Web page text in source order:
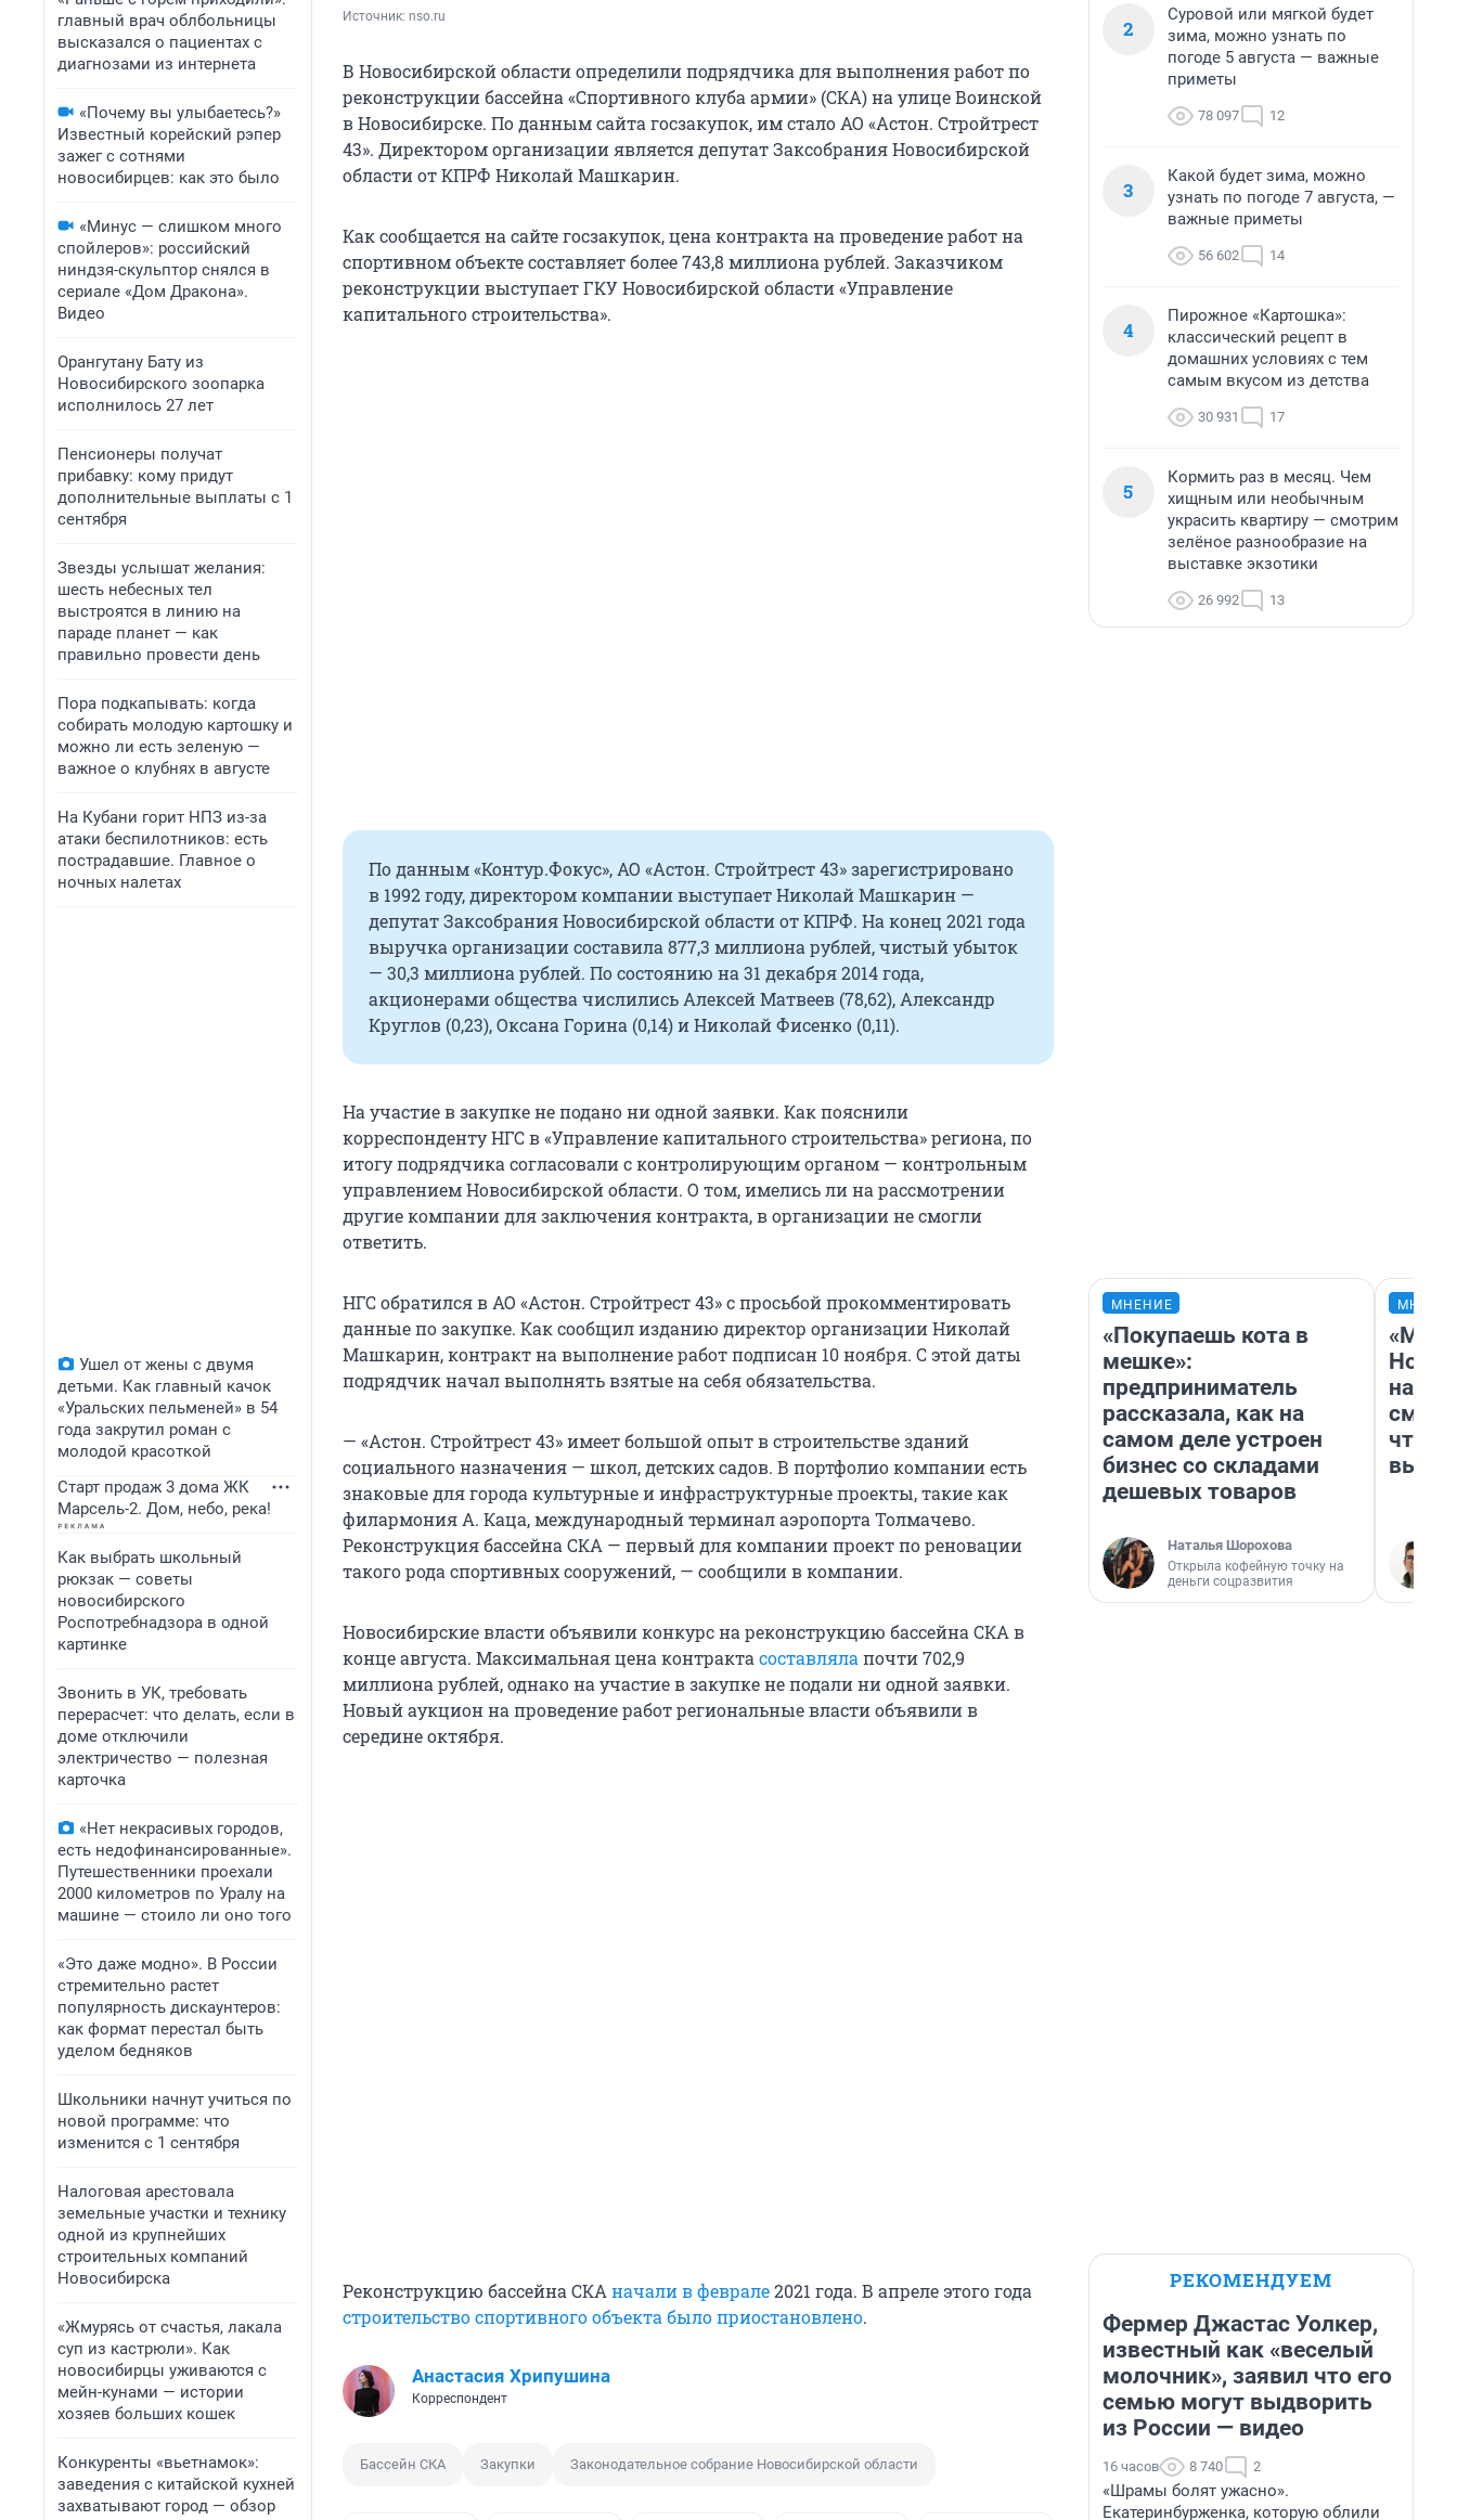
главный врач облбольницы
высказался о пациентах с
диагнозами из интернета
«Почему вы улыбаетесь?»
Известный корейский рэпер
зажег с сотнями
новосибирцев: как это было
«Минус — слишком много
спойлеров»: российский
ниндзя-скульптор снялся в
сериале «Дом Дракона».
Видео
Орангутану Бату из
Новосибирского зоопарка
исполнилось 27 лет
Пенсионеры получат
прибавку: кому придут
дополнительные выплаты с 1
сентября
Звезды услышат желания:
шесть небесных тел
выстроятся в линию на
параде планет — как
правильно провести день
Пора подкапывать: когда
собирать молодую картошку и
можно ли есть зеленую —
важное о клубнях в августе
На Кубани горит НПЗ из-за
атаки беспилотников: есть
пострадавшие. Главное о
ночных налетах
Ушел от жены с двумя
детьми. Как главный качок
«Уральских пельменей» в 54
года закрутил роман с
молодой красоткой
Старт продаж 3 дома ЖК
Марсель-2. Дом, небо, река!
Как выбрать школьный
рюкзак — советы
новосибирского
Роспотребнадзора в одной
картинке
Звонить в УК, требовать
перерасчет: что делать, если в
доме отключили
электричество — полезная
карточка
«Нет некрасивых городов,
есть недофинансированные».
Путешественники проехали
2000 километров по Уралу на
машине — стоило ли оно того
«Это даже модно». В России
стремительно растет
популярность дискаунтеров:
как формат перестал быть
уделом бедняков
Школьники начнут учиться по
новой программе: что
изменится с 1 сентября
Налоговая арестовала
земельные участки и технику
одной из крупнейших
строительных компаний
Новосибирска
«Жмурясь от счастья, лакала
суп из кастрюли». Как
новосибирцы уживаются с
мейн-кунами — истории
хозяев больших кошек
Конкуренты «вьетнамок»:
заведения с китайской кухней
захватывают город — обзор
Источник: nso.ru
В Новосибирской области определили подрядчика для выполнения работ по
реконструкции бассейна «Спортивного клуба армии» (СКА) на улице Воинской
в Новосибирске. По данным сайта госзакупок, им стало АО «Астон. Стройтрест
43». Директором организации является депутат Заксобрания Новосибирской
области от КПРФ Николай Машкарин.
Как сообщается на сайте госзакупок, цена контракта на проведение работ на
спортивном объекте составляет более 743,8 миллиона рублей. Заказчиком
реконструкции выступает ГКУ Новосибирской области «Управление
капитального строительства».
По данным «Контур.Фокус», АО «Астон. Стройтрест 43» зарегистрировано
в 1992 году, директором компании выступает Николай Машкарин —
депутат Заксобрания Новосибирской области от КПРФ. На конец 2021 года
выручка организации составила 877,3 миллиона рублей, чистый убыток
— 30,3 миллиона рублей. По состоянию на 31 декабря 2014 года,
акционерами общества числились Алексей Матвеев (78,62), Александр
Круглов (0,23), Оксана Горина (0,14) и Николай Фисенко (0,11).
На участие в закупке не подано ни одной заявки. Как пояснили
корреспонденту НГС в «Управление капитального строительства» региона, по
итогу подрядчика согласовали с контролирующим органом — контрольным
управлением Новосибирской области. О том, имелись ли на рассмотрении
другие компании для заключения контракта, в организации не смогли
ответить.
НГС обратился в АО «Астон. Стройтрест 43» с просьбой прокомментировать
данные по закупке. Как сообщил изданию директор организации Николай
Машкарин, контракт на выполнение работ подписан 10 ноября. С этой даты
подрядчик начал выполнять взятые на себя обязательства.
— «Астон. Стройтрест 43» имеет большой опыт в строительстве зданий
социального назначения — школ, детских садов. В портфолио компании есть
знаковые для города культурные и инфраструктурные проекты, такие как
филармония А. Каца, международный терминал аэропорта Толмачево.
Реконструкция бассейна СКА — первый для компании проект по реновации
такого рода спортивных сооружений, — сообщили в компании.
Новосибирские власти объявили конкурс на реконструкцию бассейна СКА в
конце августа. Максимальная цена контракта составляла почти 702,9
миллиона рублей, однако на участие в закупке не подали ни одной заявки.
Новый аукцион на проведение работ региональные власти объявили в
середине октября.
Реконструкцию бассейна СКА начали в феврале2021 года. В апреле этого года
строительство спортивного объекта было приостановлено.
Анастасия Хрипушина
Корреспондент
Бассейн СКА Закупки Законодательное собрание Новосибирской области
2
Суровой или мягкой будет
зима, можно узнать по
погоде 5 августа — важные
приметы
78 097 12
3
Какой будет зима, можно
узнать по погоде 7 августа, —
важные приметы
56 602 14
4
Пирожное «Картошка»:
классический рецепт в
домашних условиях с тем
самым вкусом из детства
30 931 17
5
Кормить раз в месяц. Чем
хищным или необычным
украсить квартиру — смотрим
зелёное разнообразие на
выставке экзотики
26 992 13
МНЕНИЕ
«Покупаешь кота в
мешке»:
предприниматель
рассказала, как на
самом деле устроен
бизнес со складами
дешевых товаров
Наталья Шорохова
Открыла кофейную точку на
деньги соцразвития
«Мы
РЕКОМЕНДУЕМ
Фермер Джастас Уолкер,
известный как «веселый
молочник», заявил что его
семью могут выдворить
из России — видео
16 часов 8 740 2
«Шрамы болят ужасно».
Екатеринбурженка, которую облили